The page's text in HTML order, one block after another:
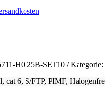
H0.25B-SET10 Kategorie:
cat 6, S/FTP, PIMF,